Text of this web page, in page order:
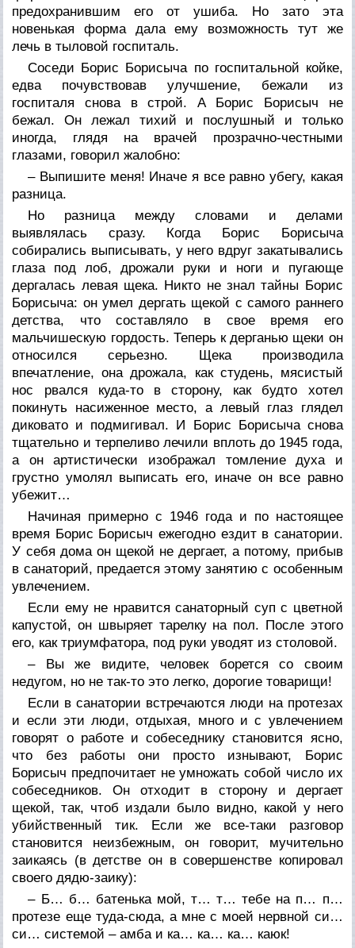
предохранившим его от ушиба. Но зато эта
новенькая форма дала ему возможность тут же
лечь в тыловой госпиталь.
Соседи Борис Борисыча по госпитальной койке,
едва почувствовав улучшение, бежали из
госпиталя снова в строй. А Борис Борисыч не
бежал. Он лежал тихий и послушный и только
иногда, глядя на врачей прозрачно-честными
глазами, говорил жалобно:
– Выпишите меня! Иначе я все равно убегу, какая
разница.
Но разница между словами и делами
выявлялась сразу. Когда Борис Борисыча
собирались выписывать, у него вдруг закатывались
глаза под лоб, дрожали руки и ноги и пугающе
дергалась левая щека. Никто не знал тайны Борис
Борисыча: он умел дергать щекой с самого раннего
детства, что составляло в свое время его
мальчишескую гордость. Теперь к дерганью щеки он
относился серьезно. Щека производила
впечатление, она дрожала, как студень, мясистый
нос рвался куда-то в сторону, как будто хотел
покинуть насиженное место, а левый глаз глядел
диковато и подмигивал. И Борис Борисыча снова
тщательно и терпеливо лечили вплоть до 1945 года,
а он артистически изображал томление духа и
грустно умолял выписать его, иначе он все равно
убежит…
Начиная примерно с 1946 года и по настоящее
время Борис Борисыч ежегодно ездит в санатории.
У себя дома он щекой не дергает, а потому, прибыв
в санаторий, предается этому занятию с особенным
увлечением.
Если ему не нравится санаторный суп с цветной
капустой, он швыряет тарелку на пол. После этого
его, как триумфатора, под руки уводят из столовой.
– Вы же видите, человек борется со своим
недугом, но не так-то это легко, дорогие товарищи!
Если в санатории встречаются люди на протезах
и если эти люди, отдыхая, много и с увлечением
говорят о работе и собеседнику становится ясно,
что без работы они просто изнывают, Борис
Борисыч предпочитает не умножать собой число их
собеседников. Он отходит в сторону и дергает
щекой, так, чтоб издали было видно, какой у него
убийственный тик. Если же все-таки разговор
становится неизбежным, он говорит, мучительно
заикаясь (в детстве он в совершенстве копировал
своего дядю-заику):
– Б… б… батенька мой, т… т… тебе на п… п…
протезе еще туда-сюда, а мне с моей нервной си…
си… системой – амба и ка… ка… ка… каюк!